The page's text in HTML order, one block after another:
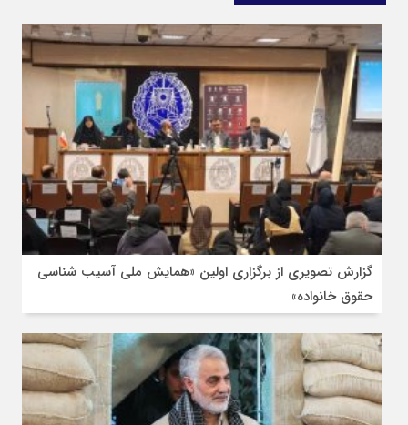
گزارش تصویری از برگزاری اولین «همایش ملی آسیب شناسی
حقوق خانواده»